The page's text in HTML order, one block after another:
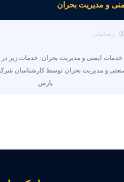
و مدیریت بحران
رضائیان
خدمات ایمنی و مدیریت بحران: خدمات زیر در
و مدیریت بحران توسط کارشناسان
پارس